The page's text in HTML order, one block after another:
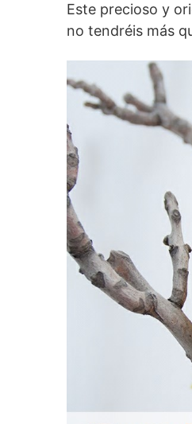
Este precioso y
no tendréis más